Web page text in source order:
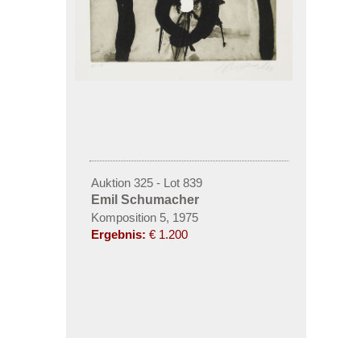
Auktion 325 - Lot 839
Emil Schumacher
Komposition 5, 1975
Ergebnis: € 1.200